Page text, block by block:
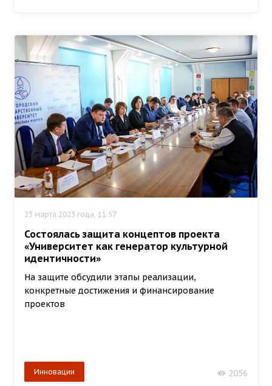
23 марта 2023 года, 11:57
Состоялась защита концептов проекта
«Университет как генератор культурной
идентичности»
На защите обсудили этапы реализации,
конкретные достижения и финансирование
проектов
Инновации 2056